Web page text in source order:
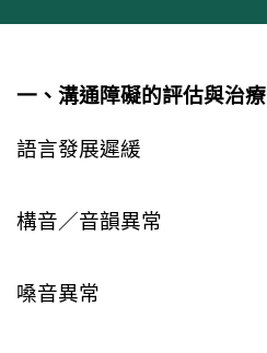
一、溝通障礙的評估與治療
語言發展遲緩
構音／音韻異常
嗓音異常